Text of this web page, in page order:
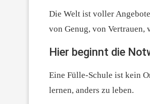
Die Welt ist voller
von Genug, von
Hier beginnt die
Eine Fülle-Schule ist kein
lernen, anders zu leben.